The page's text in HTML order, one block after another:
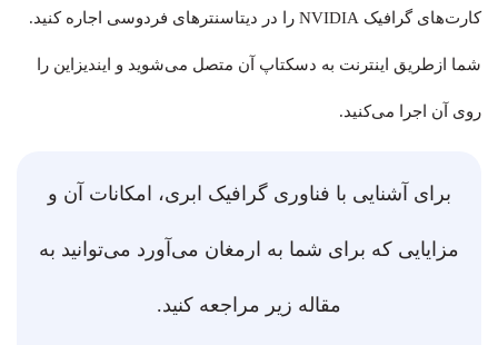
کارت‌های گرافیک NVIDIA را در دیتاسنترهای فردوسی اجاره کنید.
شما ازطریق اینترنت به دسکتاپ آن متصل می‌شوید و ایندیزاین را
روی آن اجرا می‌کنید.
برای آشنایی با فناوری گرافیک ابری، امکانات آن و
مزایایی که برای شما به ارمغان می‌آورد می‌توانید به
مقاله زیر مراجعه کنید.